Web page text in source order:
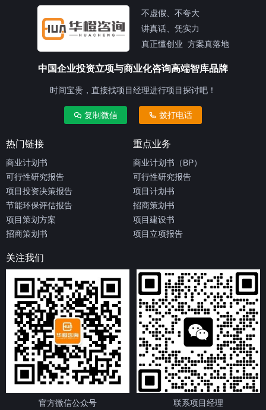
不虚假、不夸大
讲真话、凭实力
真正懂创业 方案真落地
中国企业投资立项与商业化咨询高端智库品牌
时间宝贵，直接找项目经理进行项目探讨吧！
复制微信 拨打电话
热门链接
商业计划书
可行性研究报告
项目投资决策报告
节能环保评估报告
项目策划方案
招商策划书
重点业务
商业计划书（BP）
可行性研究报告
项目计划书
招商策划书
项目建设书
项目立项报告
关注我们
官方微信公众号 联系项目经理